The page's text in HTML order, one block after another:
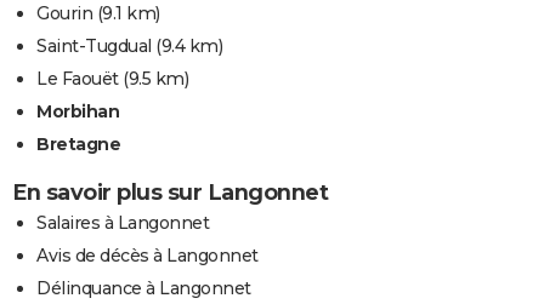
Gourin (9.1 km)
Saint-Tugdual (9.4 km)
Le Faouët(9.5 km)
Morbihan
Bretagne
En savoir plus sur Langonnet
Salaires à Langonnet
Avis de décès à Langonnet
Délinquance à Langonnet